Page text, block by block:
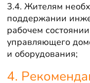
3.4. Жителям
поддержании
рабочем
управляющего
и оборудования;
4.